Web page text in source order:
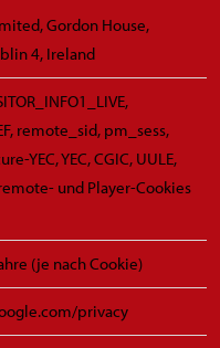
Gordon House,
4, Ireland
remote_sid, pm_sess,
YEC, YEC, CGIC, UULE,
und Player-Cookies
(je nach Cookie)
privacy